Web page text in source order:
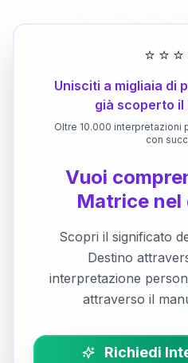
⭐ ⭐ ⭐
Unisciti a migliaia di
già scoperto il
Oltre 10.000 interpretazioni
con
Vuoi
Matrice
Scopri il significato
Destino
interpretazione
attraverso il
Richiedi